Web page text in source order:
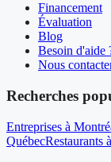
Financement
Évaluation
Blog
Besoin d'aide
Nous
Recherches
Entreprises à
QuébecRestaurants